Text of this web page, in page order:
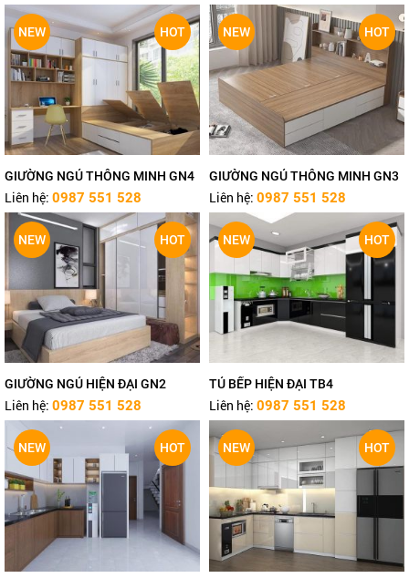
HOT
NEW
GIƯỜNG NGỦ THÔNG MINH GN4
Liên hệ: 0987 551 528
HOT
NEW
GIƯỜNG NGỦ THÔNG MINH GN3
Liên hệ: 0987 551 528
HOT
NEW
GIƯỜNG NGỦ HIỆN ĐẠI GN2
Liên hệ: 0987 551 528
HOT
NEW
TỦ BẾP HIỆN ĐẠI TB4
Liên hệ: 0987 551 528
HOT
NEW HOT
NEW